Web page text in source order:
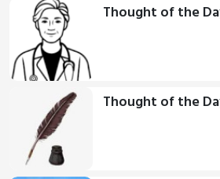
Thought of the
Thought of the